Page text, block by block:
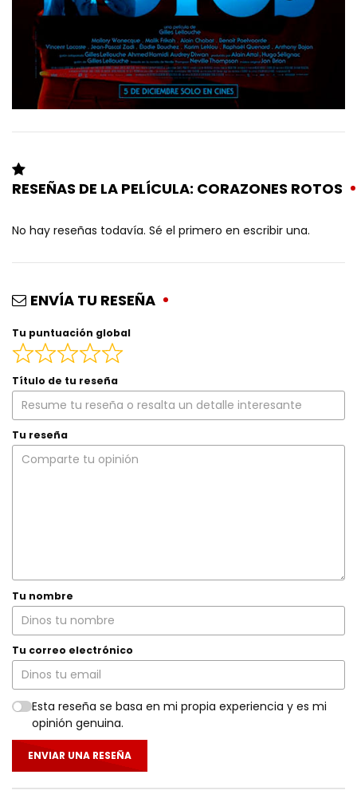
RESEÑAS DE LA PELÍCULA: CORAZONES ROTOS
No hay reseñas todavía. Sé el primero en escribir una.
ENVÍA TU RESEÑA
Tu puntuación global
Título de tu reseña
Tu reseña
Tu nombre
Tu correo electrónico
Esta reseña se basa en mi propia experiencia y es mi
opinión genuina.
ENVIAR UNA RESEÑA